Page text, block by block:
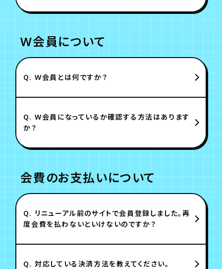
W会員について
Q. W会員とは何ですか？
Q. W会員になっているか確認する方法はあります
か？
会費のお支払いについて
Q. リニューアル前のサイトで会員登録しました。再
度会費を払わないといけないのですか？
Q. 対応している決済方法を教えてください。